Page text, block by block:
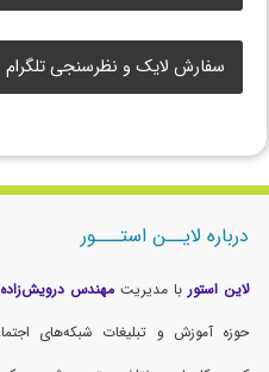
سفارش لایک و نظرسنجی تلگرام